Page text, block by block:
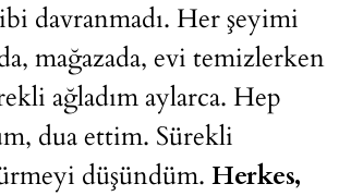
davranmadı. Her şeyimi
mağazada, evi temizlerken
ağladım aylarca. Hep
dua ettim. Sürekli
düşündüm. Herkes,